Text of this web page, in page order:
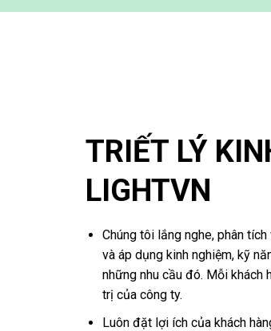
TRIẾT LÝ
LIGHTVN
Chúng tôi lắng nghe, phân
và áp dụng kinh nghiệm, kỹ
những nhu cầu đó. Mỗi khách
trị của công ty.
Luôn đặt lợi ích của khách